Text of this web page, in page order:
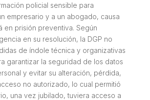
policial sensible para
empresario y a un abogado, causa
en prisión preventiva. Según
en su resolución, la DGP no
de índole técnica y organizativas
garantizar la seguridad de los datos
y evitar su alteración, pérdida,
no autorizado, lo cual permitió
una vez jubilado, tuviera acceso a